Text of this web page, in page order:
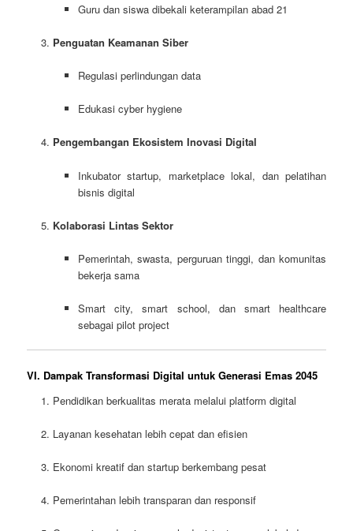
Guru dan siswa dibekali keterampilan abad 21
Penguatan Keamanan Siber
Regulasi perlindungan data
Edukasi cyber hygiene
Pengembangan Ekosistem Inovasi Digital
Inkubator startup, marketplace lokal, dan pelatihan
bisnis digital
Kolaborasi Lintas Sektor
Pemerintah, swasta, perguruan tinggi, dan komunitas
bekerja sama
Smart city, smart school, dan smart healthcare
sebagai pilot project
VI. Dampak Transformasi Digital untuk Generasi Emas 2045
Pendidikan berkualitas merata melalui platform digital
Layanan kesehatan lebih cepat dan efisien
Ekonomi kreatif dan startup berkembang pesat
Pemerintahan lebih transparan dan responsif